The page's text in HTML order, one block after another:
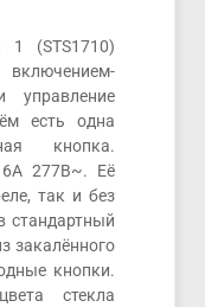
1 (STS1710)
управление
есть одна
кнопка.
277В~. Её
так и без
стандартный
закалённого
кнопки.
стекла